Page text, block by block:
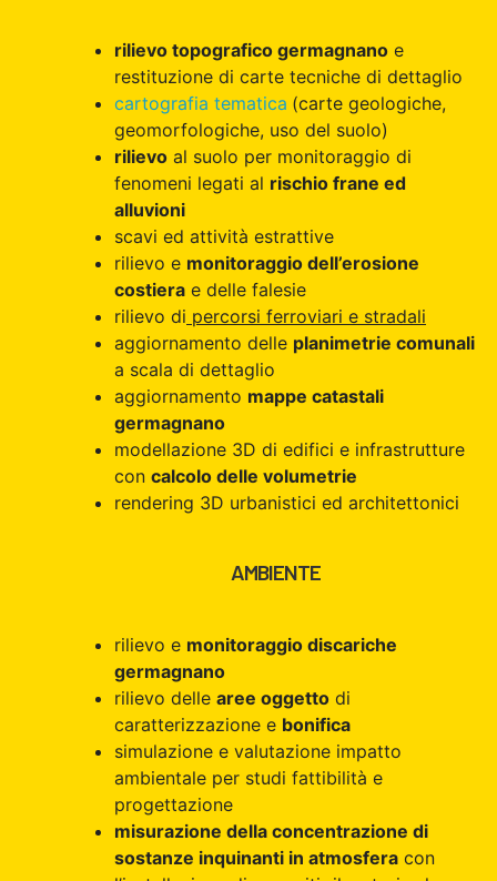
rilievo topografico germagnano e
restituzione di carte tecniche di dettaglio
cartografia tematica (carte geologiche,
geomorfologiche, uso del suolo)
rilievo al suolo per monitoraggio di
fenomeni legati al rischio frane ed
alluvioni
scavi ed attività estrattive
rilievo e monitoraggio dell’erosione
costiera e delle falesie
rilievo di percorsi ferroviari e stradali
aggiornamento delle planimetrie comunali
a scala di dettaglio
aggiornamento mappe catastali
germagnano
modellazione 3D di edifici e infrastrutture
con calcolo delle volumetrie
rendering 3D urbanistici ed architettonici
AMBIENTE
rilievo e monitoraggio discariche
germagnano
rilievo delle aree oggetto di
caratterizzazione e bonifica
simulazione e valutazione impatto
ambientale per studi fattibilità e
progettazione
misurazione della concentrazione di
sostanze inquinanti in atmosfera con